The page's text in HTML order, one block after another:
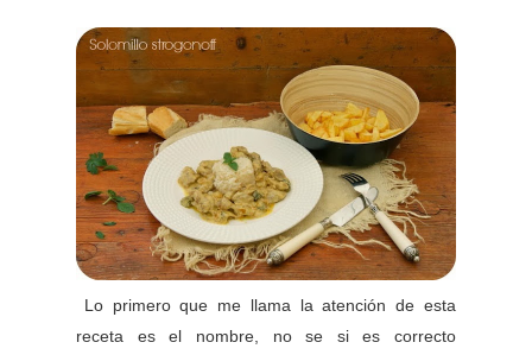
Lo primero que me llama la atención de esta
receta es el nombre, no se si es correcto